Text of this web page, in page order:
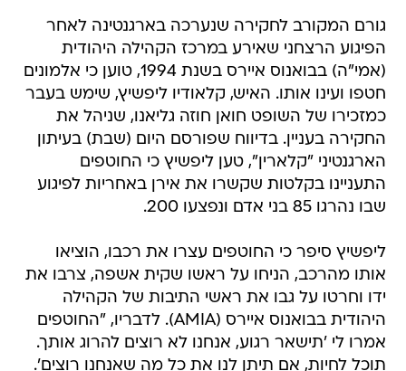
גורם המקורב לחקירה שנערכה בארגנטינה לאחר
הפיגוע הרצחני שאירע במרכז הקהילה היהודית
(אמי"ה) בבואנוס איירס בשנת 1994, טוען כי אלמונים
חטפו ועינו אותו. האיש, קלאודיו ליפשיץ, שימש בעבר
כמזכירו של השופט חואן חוזה גליאנו, שניהל את
החקירה בעניין. בדיווח שפורסם היום (שבת) בעיתון
הארגנטיני "קלארין", טען ליפשיץ כי החוטפים
התעניינו בקלטות שקשרו את אירן באחריות לפיגוע
שבו נהרגו 85 בני אדם ונפצעו 200.
ליפשיץ סיפר כי החוטפים עצרו את רכבו, הוציאו
אותו מהרכב, הניחו על ראשו שקית אשפה, צרבו את
ידו וחרטו על גבו את ראשי התיבות של הקהילה
היהודית בבואנוס איירס (AMIA). לדבריו, "החוטפים
אמרו לי 'תישאר רגוע, אנחנו לא רוצים להרוג אותך.
תוכל לחיות, אם תיתן לנו את כל מה שאנחנו רוצים'.